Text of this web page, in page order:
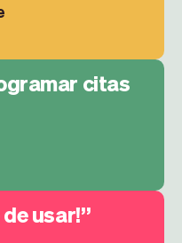
citas
de usar!